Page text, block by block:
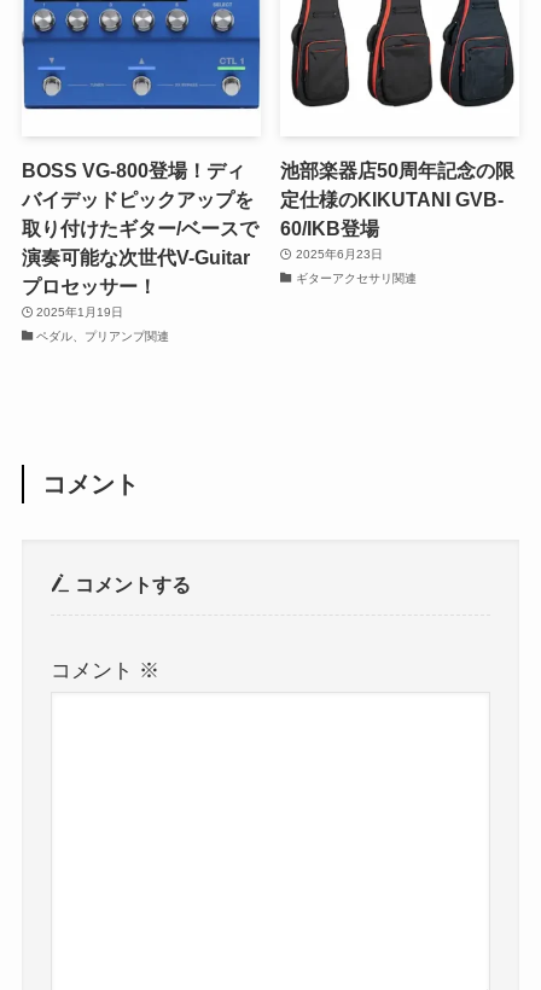
BOSS VG-800登場！ディ
バイデッドピックアップを
取り付けたギター/ベースで
演奏可能な次世代V-Guitar
プロセッサー！
2025年1月19日
ペダル、プリアンプ関連
池部楽器店50周年記念の限
定仕様のKIKUTANI GVB-
60/IKB登場
2025年6月23日
ギターアクセサリ関連
コメント
コメントする
コメント ※